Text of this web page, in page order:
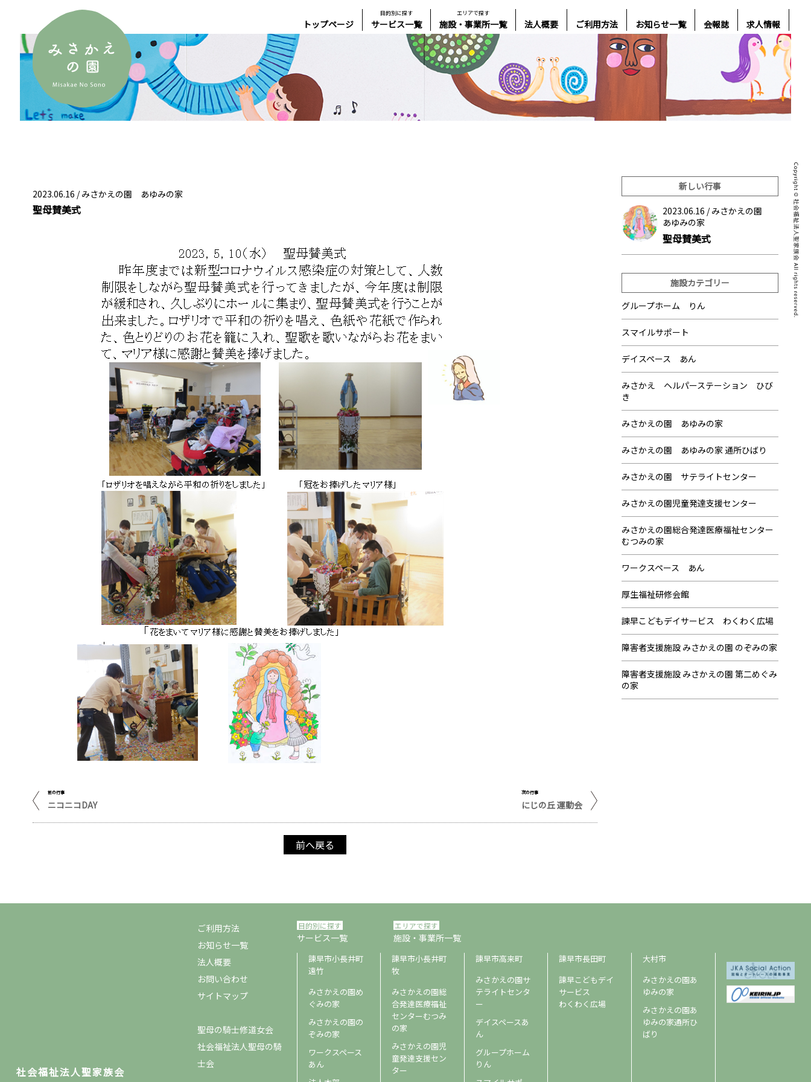
トップページ
目的別に探す
サービス一覧
エリアで探す
施設・事業所一覧 法人概要 ご利用方法 お知らせ一覧 会報誌 求人情報
2023.06.16 /みさかえの園 あゆみの家
聖母賛美式
前の行事
ニコニコDAY
次の行事
にじの丘 運動会
前へ戻る
新しい行事
2023.06.16 /みさかえの園
あゆみの家
聖母賛美式
施設カテゴリー
グループホーム りん
スマイルサポート
デイスペース あん
みさかえ ヘルパーステーション ひび
き
みさかえの園 あゆみの家
みさかえの園 あゆみの家 通所ひばり
みさかえの園 サテライトセンター
みさかえの園児童発達支援センター
みさかえの園総合発達医療福祉センター
むつみの家
ワークスペース あん
厚生福祉研修会館
諫早こどもデイサービス わくわく広場
障害者支援施設 みさかえの園 のぞみの家
障害者支援施設 みさかえの園 第二めぐみ
の家
社会福祉法人聖家族会
ご利用方法
お知らせ一覧
法人概要
お問い合わせ
サイトマップ
聖母の騎士修道女会
社会福祉法人聖母の騎
士会
目的別に探す
サービス一覧
エリアで探す
施設・事業所一覧
諫早市小長井町
遠竹
みさかえの園め
ぐみの家
みさかえの園の
ぞみの家
ワークスペース
あん
諫早市小長井町
牧
みさかえの園総
合発達医療福祉
センターむつみ
の家
みさかえの園児
童発達支援セン
ター
諫早市高来町
みさかえの園サ
テライトセンタ
ー
デイスペースあ
ん
グループホーム
りん
諫早市長田町
諫早こどもデイ
サービス
わくわく広場
大村市
みさかえの園あ
ゆみの家
みさかえの園あ
ゆみの家通所ひ
ばり